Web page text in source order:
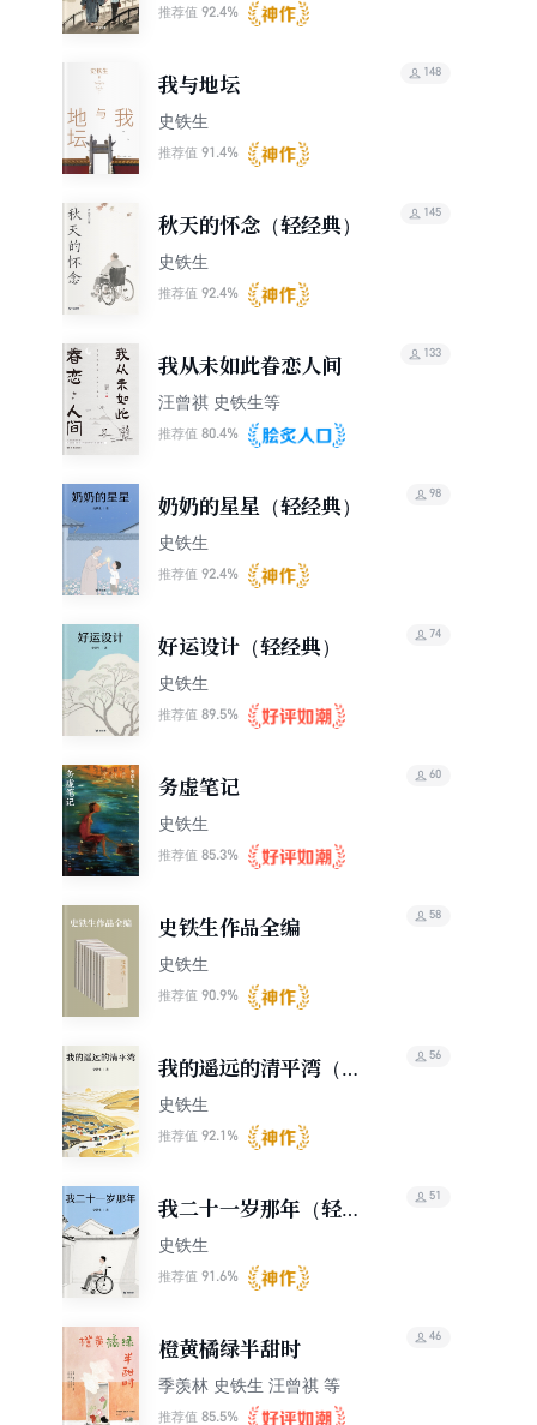
推荐值 92.4%
我与地坛
史铁生
推荐值 91.4%
148
秋天的怀念（轻经典）
史铁生
推荐值 92.4%
145
我从未如此眷恋人间
汪曾祺 史铁生等
推荐值 80.4%
133
奶奶的星星（轻经典）
史铁生
推荐值 92.4%
98
好运设计（轻经典）
史铁生
推荐值 89.5%
74
务虚笔记
史铁生
推荐值 85.3%
60
史铁生作品全编
史铁生
推荐值 90.9%
58
我的遥远的清平湾（轻
经典）
史铁生
推荐值 92.1%
56
我二十一岁那年（轻经
典）
史铁生
推荐值 91.6%
51
橙黄橘绿半甜时
季羡林 史铁生 汪曾祺 等
推荐值 85.5%
46